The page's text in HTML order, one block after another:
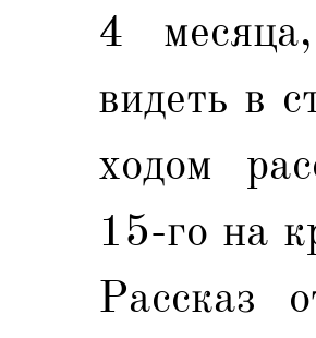
4
видеть в
ходом
15-го на
Рассказ